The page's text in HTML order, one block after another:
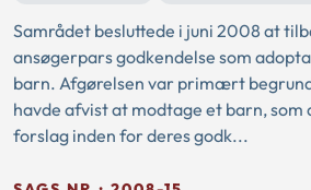
Samrådet besluttede i juni 2008 at
ansøgerpars godkendelse som
barn. Afgørelsen var primært
havde afvist at modtage et barn, som
forslag inden for deres godk...